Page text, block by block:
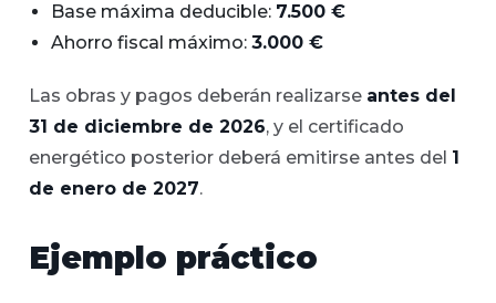
Base máxima deducible: 7.500 €
Ahorro fiscal máximo: 3.000 €
Las obras y pagos deberán realizarse antes del
31 de diciembre de 2026, y el certificado
energético posterior deberá emitirse antes del 1
de enero de 2027.
Ejemplo práctico